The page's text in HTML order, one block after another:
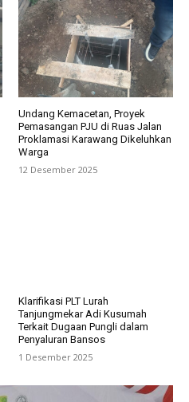
Undang Kemacetan, Proyek
Pemasangan PJU di Ruas Jalan
Proklamasi Karawang Dikeluhkan
Warga
12 Desember 2025
Klarifikasi PLT Lurah
Tanjungmekar Adi Kusumah
Terkait Dugaan Pungli dalam
Penyaluran Bansos
1 Desember 2025